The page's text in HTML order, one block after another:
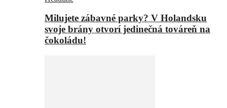
Milujete zábavné parky? V Holandsku
svoje brány otvorí jedinečná továreň na
čokoládu!